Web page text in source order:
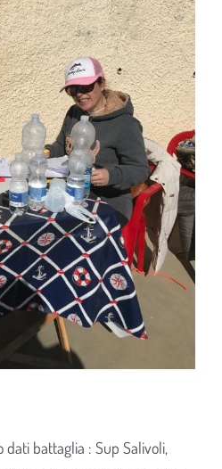
dati battaglia : Sup Salivoli,